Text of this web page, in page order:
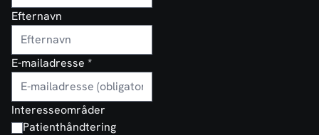
Efternavn
E-mailadresse *
Interesseområder
Patienthåndtering